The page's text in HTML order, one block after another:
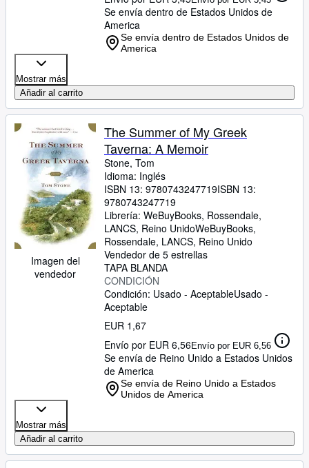
Se envía dentro de Estados Unidos de
America
Se envía dentro de Estados Unidos de
America
Mostrar más
Añadir al carrito
Imagen del
vendedor
The Summer of My Greek
Taverna: A Memoir
Stone, Tom
Idioma: Inglés
ISBN 13: 9780743247719ISBN 13:
9780743247719
Librería: WeBuyBooks, Rossendale,
LANCS, Reino UnidoWeBuyBooks,
Rossendale, LANCS, Reino Unido
Vendedor de 5 estrellas
TAPA BLANDA
CONDICIÓN
Condición: Usado - AceptableUsado -
Aceptable
EUR 1,67
Envío por EUR 6,56Envío por EUR 6,56
Se envía de Reino Unido a Estados Unidos
de America
Se envía de Reino Unido a Estados
Unidos de America
Mostrar más
Añadir al carrito